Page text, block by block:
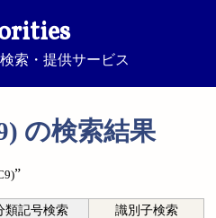
索・提供サービス
の検索結果
”
類記号検索 識別子検索